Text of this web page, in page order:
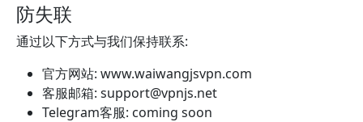
防失联
通过以下方式与我们保持联系:
官方网站: www.waiwangjsvpn.com
客服邮箱: support@vpnjs.net
Telegram客服: coming soon